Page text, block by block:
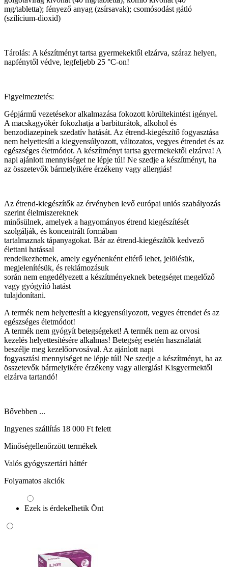
mg/tabletta); fényező anyag (zsírsavak); csomósodást gátló
(szilícium-dioxid)
Tárolás: A készítményt tartsa gyermekektől elzárva, száraz helyen,
napfénytől védve, legfeljebb 25 °C-on!
Figyelmeztetés:
Gépjármű vezetésekor alkalmazása fokozott körültekintést igényel.
A macskagyökér fokozhatja a barbiturátok, alkohol és
benzodiazepinek szedatív hatását. Az étrend-kiegészítő fogyasztása
nem helyettesíti a kiegyensúlyozott, változatos, vegyes étrendet és az
egészséges életmódot. A készítményt tartsa gyermekektől elzárva! A
napi ajánlott mennyiséget ne lépje túl! Ne szedje a készítményt, ha
az összetevők bármelyikére érzékeny vagy allergiás!
Az étrend-kiegészítők az érvényben levő európai uniós szabályozás
szerint élelmiszereknek
minősülnek, amelyek a hagyományos étrend kiegészítését
szolgálják, és koncentrált formában
tartalmaznak tápanyagokat. Bár az étrend-kiegészítők kedvező
élettani hatással
rendelkezhetnek, amely egyénenként eltérő lehet, jelölésük,
megjelenítésük, és reklámozásuk
során nem engedélyezett a készítményeknek betegséget megelőző
vagy gyógyító hatást
tulajdonítani.
A termék nem helyettesíti a kiegyensúlyozott, vegyes étrendet és az
egészséges életmódot!
A termék nem gyógyít betegségeket! A termék nem az orvosi
kezelés helyettesítésére alkalmas! Betegség esetén használatát
beszélje meg kezelőorvosával. Az ajánlott napi
fogyasztási mennyiséget ne lépje túl! Ne szedje a készítményt, ha az
összetevők bármelyikére érzékeny vagy allergiás! Kisgyermektől
elzárva tartandó!
Bővebben ...
Ingyenes szállítás 18 000 Ft felett
Minőségellenőrzött termékek
Valós gyógyszertári háttér
Folyamatos akciók
Ezek is érdekelhetik Önt